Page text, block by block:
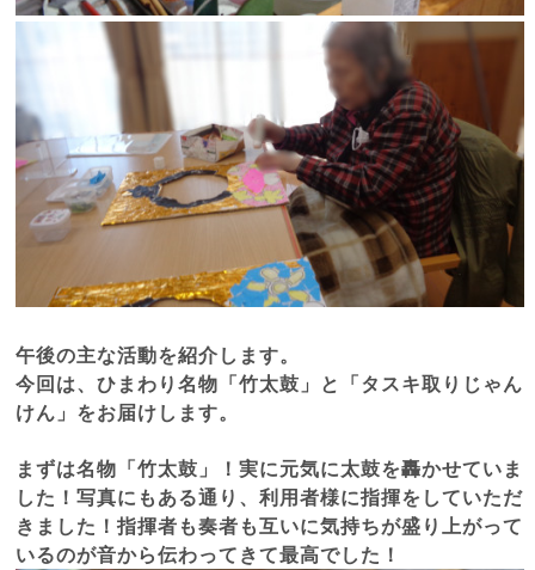
午後の主な活動を紹介します。
今回は、ひまわり名物「竹太鼓」と「タスキ取りじゃん
けん」をお届けします。
まずは名物「竹太鼓」！実に元気に太鼓を轟かせていま
した！写真にもある通り、利用者様に指揮をしていただ
きました！指揮者も奏者も互いに気持ちが盛り上がって
いるのが音から伝わってきて最高でした！